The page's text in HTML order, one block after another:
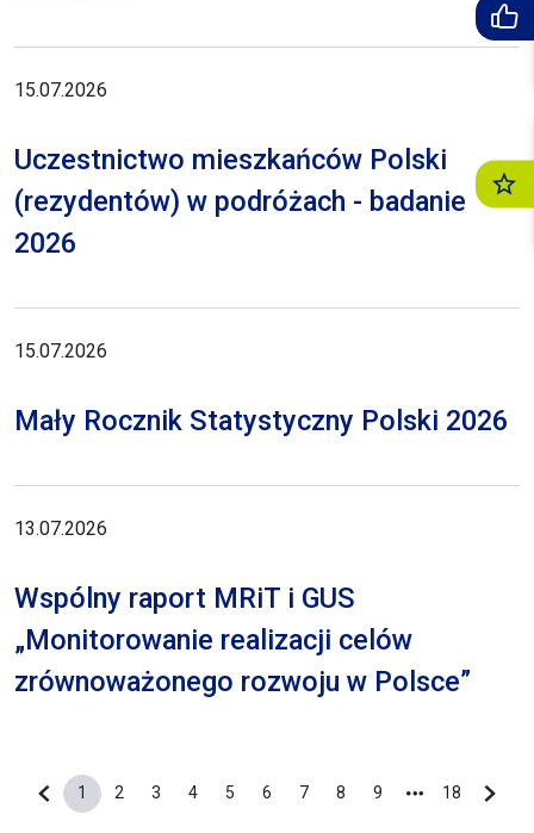
15.07.2026
Uczestnictwo mieszkańców Polski
(rezydentów) w podróżach - badanie
2026
15.07.2026
Mały Rocznik Statystyczny Polski 2026
13.07.2026
Wspólny raport MRiT i GUS
„Monitorowanie realizacji celów
zrównoważonego rozwoju w Polsce”
Poprzednia strona
Bieżąca strona
1
Strona
2
Strona
3
Strona
4
Strona
5
Strona
6
Strona
7
Strona
8
Strona
9
Ostatnia
18